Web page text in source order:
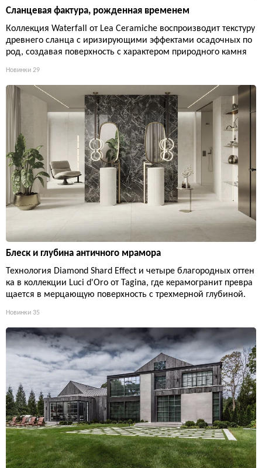
Сланцевая фактура, рожденная временем
Коллекция Waterfall от Lea Ceramiche воспроизводит текстуру
древнего сланца с иризирующими эффектами осадочных по
род, создавая поверхность с характером природного камня
Новинки 29
Блеск и глубина античного мрамора
Технология Diamond Shard Effect и четыре благородных оттен
ка в коллекции Luci d'Oro от Tagina, где керамогранит превра
щается в мерцающую поверхность с трехмерной глубиной.
Новинки 35